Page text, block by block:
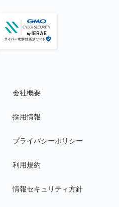
会社概要
採用情報
プライバシーポリシー
利用規約
情報セキュリティ方針